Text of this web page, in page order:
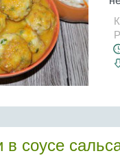
в соусе